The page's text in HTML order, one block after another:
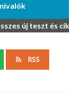
új teszt és
RSS